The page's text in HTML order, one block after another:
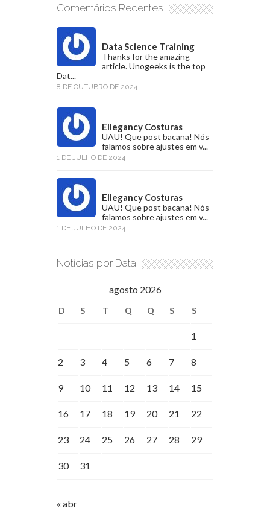
Comentários Recentes
Data Science Training
Thanks for the amazing
article. Unogeeks is the top
Dat...
8 DE OUTUBRO DE 2024
Ellegancy Costuras
UAU! Que post bacana! Nós
falamos sobre ajustes em v...
1 DE JULHO DE 2024
Ellegancy Costuras
UAU! Que post bacana! Nós
falamos sobre ajustes em v...
1 DE JULHO DE 2024
Notícias por Data
agosto 2026
D S T Q Q S S
1
2 3 4 5 6 7 8
9 10 11 12 13 14 15
16 17 18 19 20 21 22
23 24 25 26 27 28 29
30 31
« abr